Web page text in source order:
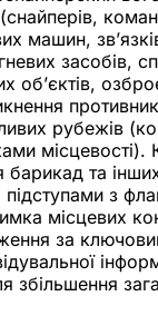
машин,
засобів,
об’єктів,
рубежів
місцевості).
барикад та
з
місцевих
за
збільшення